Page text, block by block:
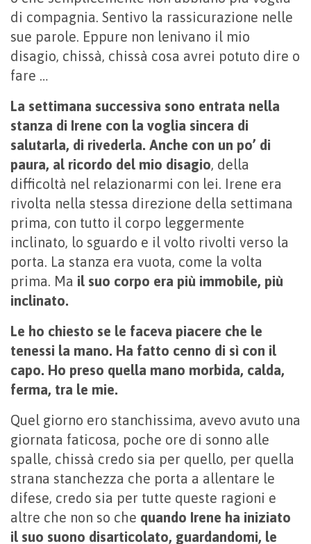
di compagnia. Sentivo la rassicurazione nelle
sue parole. Eppure non lenivano il mio
disagio, chissà, chissà cosa avrei potuto dire o
fare …
La settimana successiva sono entrata nella
stanza di Irene con la voglia sincera di
salutarla, di rivederla. Anche con un po’ di
paura, al ricordo del mio disagio, della
difficoltà nel relazionarmi con lei. Irene era
rivolta nella stessa direzione della settimana
prima, con tutto il corpo leggermente
inclinato, lo sguardo e il volto rivolti verso la
porta. La stanza era vuota, come la volta
prima. Ma il suo corpo era più immobile, più
inclinato.
Le ho chiesto se le faceva piacere che le
tenessi la mano. Ha fatto cenno di sì con il
capo. Ho preso quella mano morbida, calda,
ferma, tra le mie.
Quel giorno ero stanchissima, avevo avuto una
giornata faticosa, poche ore di sonno alle
spalle, chissà credo sia per quello, per quella
strana stanchezza che porta a allentare le
difese, credo sia per tutte queste ragioni e
altre che non so che quando Irene ha iniziato
il suo suono disarticolato, guardandomi, le